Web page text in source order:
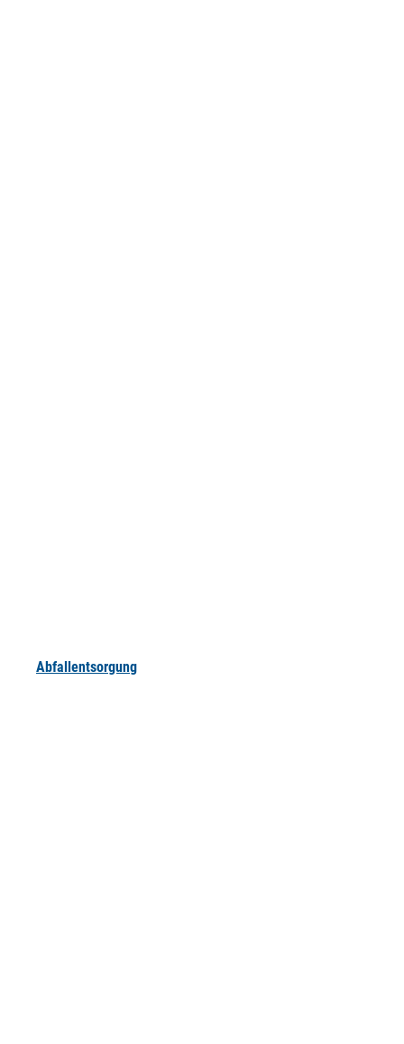
Abfallentsorgung